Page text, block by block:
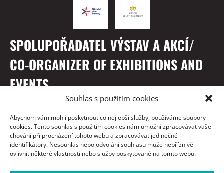
Souhlas s použitím cookies
Abychom vám mohli poskytnout co nejlepší služby, používáme soubory
cookies. Tento souhlas s použitím cookies nám umožní zpracovávat vaše
chování při procházení tohoto webu a zpracovávat jedinečné
identifikátory. Nesouhlas nebo odvolání souhlasu může nepříznivě
ovlivnit některé vlastnosti nebo služby poskytované na tomto webu.
SPOLUPOŘADATEL VÝSTAV A AKCÍ/
CO-ORGANIZER OF EXHIBITIONS AND
EVENTS